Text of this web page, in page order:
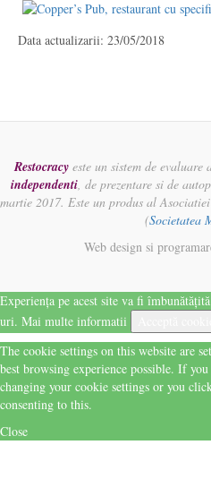
Data actualizarii: 23/05/2018
Restocracy este un sistem de
independenti, de prezentare si de
martie 2017. Este un produs al Asociatiei
(Societatea
Web design si
Experiența pe acest site va fi
uri. Mai multe informatii
The cookie settings on this website are
best browsing experience possible. If
changing your cookie settings or you
consenting to this.
Close